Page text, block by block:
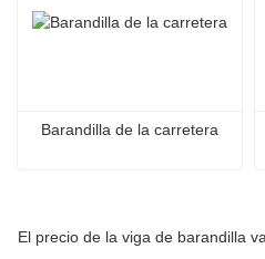
Barandilla de la carretera